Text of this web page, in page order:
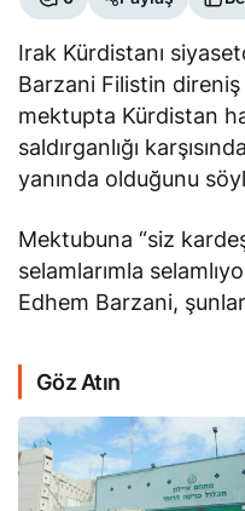
Irak Kürdistanı
Barzani Filistin
mektupta Kürdistan
saldırganlığı
yanında olduğunu
Mektubuna “siz
selamlarımla
Edhem Barzani,
Göz Atın